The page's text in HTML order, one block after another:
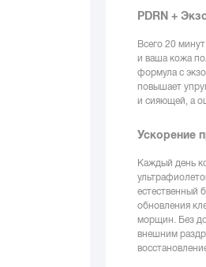
PDRN +
Всего 20
и ваша кожа
формула с
повышает
и сияющей, а
Ускорение
Каждый день
естественный
обновления
морщин. Без
внешним